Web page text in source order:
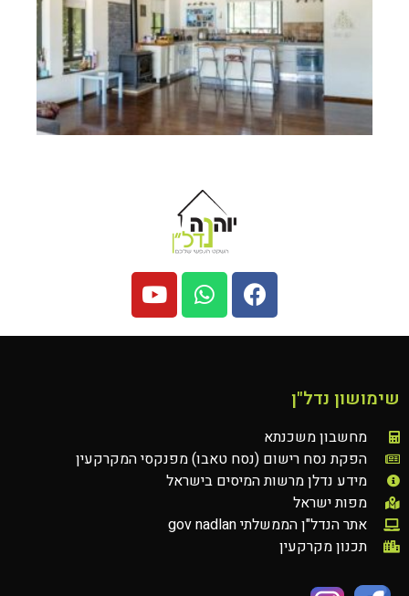
שימושון נדל"ן
מחשבון משכנתא
הפקת נסח רישום (נסח טאבו) מפנקסי המקרקעין
מידע נדלן מרשות המיסים בישראל
מפות ישראל
אתר הנדל"ן הממשלתי gov nadlan
תכנון מקרקעין